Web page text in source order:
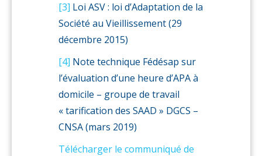
[3] Loi ASV : loi d’Adaptation de la
Société au Vieillissement (29
décembre 2015)
[4] Note technique Fédésap sur
l’évaluation d’une heure d’APA à
domicile – groupe de travail
« tarification des SAAD » DGCS –
CNSA (mars 2019)
Télécharger le communiqué de